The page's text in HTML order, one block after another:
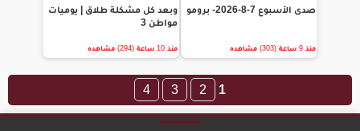
صدى الأسبوع 7-8-2026- برومو
منذ 9 ساعة (303) مشاهده
وبعد كل مشكلة طلاق | يوميات
مواطن 3
منذ 10 ساعة (294) مشاهده
1
2
3
4